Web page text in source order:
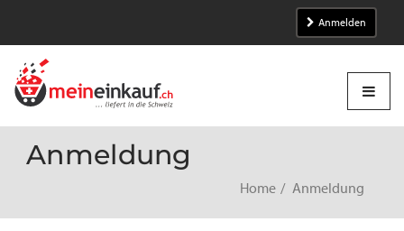
Anmelden
Anmeldung
Home Anmeldung